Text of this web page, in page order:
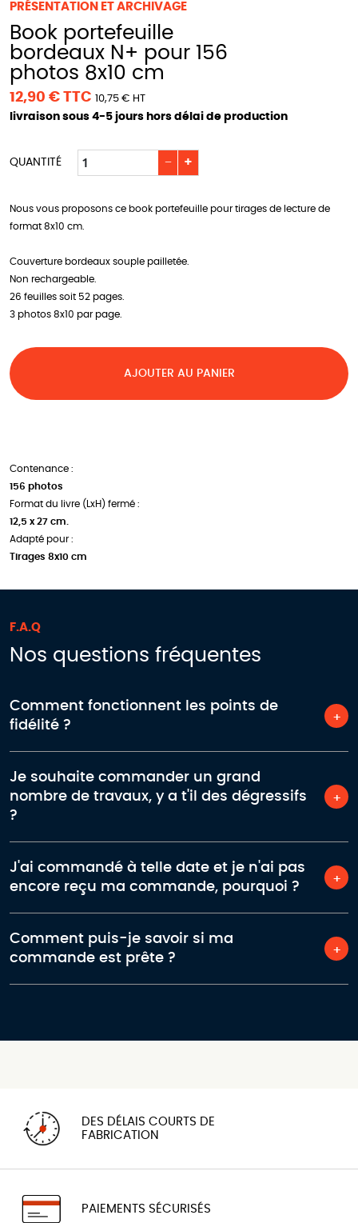
PRÉSENTATION ET ARCHIVAGE
Book portefeuille
bordeaux N+ pour 156
photos 8x10 cm
12,90 € TTC 10,75 € HT
livraison sous 4-5 jours hors délai de production
QUANTITÉ +
−
Nous vous proposons ce book portefeuille pour tirages de lecture de
format 8x10 cm.
Couverture bordeaux souple pailletée.
Non rechargeable.
26 feuilles soit 52 pages.
3 photos 8x10 par page.
AJOUTER AU PANIER
Contenance :
156 photos
Format du livre (LxH) fermé :
12,5 x 27 cm.
Adapté pour :
Tirages 8x10 cm
F.A.Q
Nos questions fréquentes
Comment fonctionnent les points de
fidélité ?
Je souhaite commander un grand
nombre de travaux, y a t'il des dégressifs
?
J'ai commandé à telle date et je n'ai pas
encore reçu ma commande, pourquoi ?
Comment puis-je savoir si ma
commande est prête ?
DES DÉLAIS COURTS DE
FABRICATION
PAIEMENTS SÉCURISÉS